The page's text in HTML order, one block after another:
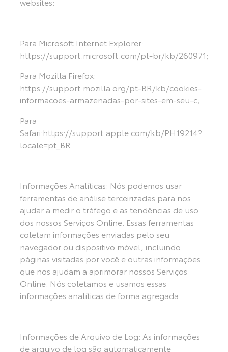
Para Microsoft Internet Explorer:
https://support.microsoft.com/pt-br/kb/260971;
Para Mozilla Firefox:
https://support.mozilla.org/pt-BR/kb/cookies-
informacoes-armazenadas-por-sites-em-seu-c;
Para
Safari:https://support.apple.com/kb/PH19214?
locale=pt_BR.
Informações Analíticas: Nós podemos usar
ferramentas de análise terceirizadas para nos
ajudar a medir o tráfego e as tendências de uso
dos nossos Serviços Online. Essas ferramentas
coletam informações enviadas pelo seu
navegador ou dispositivo móvel, incluindo
páginas visitadas por você e outras informações
que nos ajudam a aprimorar nossos Serviços
Online. Nós coletamos e usamos essas
informações analíticas de forma agregada.
Informações de Arquivo de Log: As informações
de arquivo de log são automaticamente